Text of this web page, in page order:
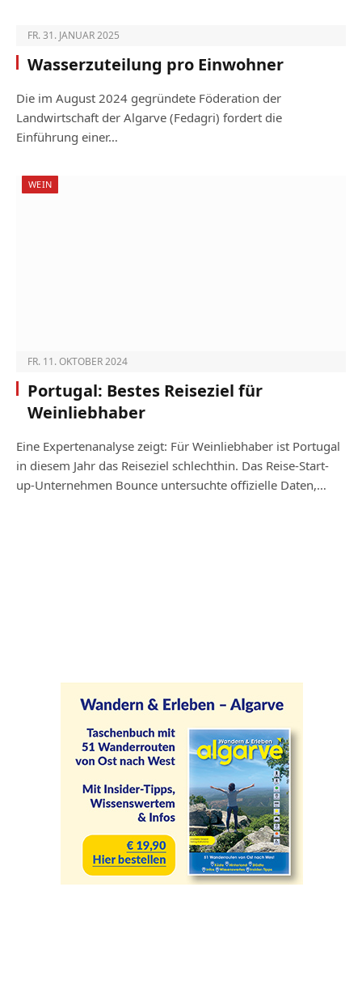
FR. 31. JANUAR 2025
Wasserzuteilung pro Einwohner
Die im August 2024 gegründete Föderation der
Landwirtschaft der Algarve (Fedagri) fordert die
Einführung einer…
WEIN
FR. 11. OKTOBER 2024
Portugal: Bestes Reiseziel für
Weinliebhaber
Eine Expertenanalyse zeigt: Für Weinliebhaber ist Portugal
in diesem Jahr das Reiseziel schlechthin. Das Reise-Start-
up-Unternehmen Bounce untersuchte offizielle Daten,…